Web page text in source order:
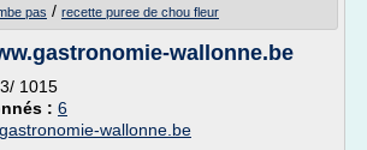
pas / recette puree de chou fleur
wallonne.be
1015
: 6
wallonne.be